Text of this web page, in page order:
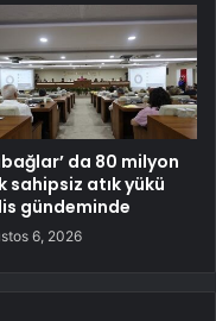
da 80 milyon
sahipsiz atık yükü
gündeminde
6, 2026